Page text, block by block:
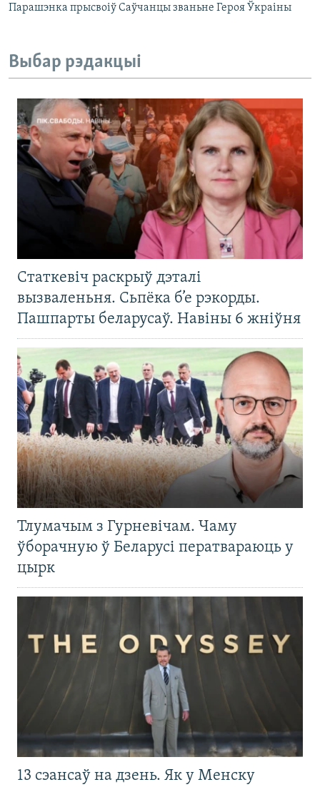
Парашэнка прысвоіў Саўчанцы званьне Героя Ўкраіны
Выбар рэдакцыі
Статкевіч раскрыў дэталі
вызваленьня. Сьпёка б’е рэкорды.
Пашпарты беларусаў. Навіны 6 жніўня
Тлумачым з Гурневічам. Чаму
ўборачную ў Беларусі ператвараюць у
цырк
13 сэансаў на дзень. Як у Менску